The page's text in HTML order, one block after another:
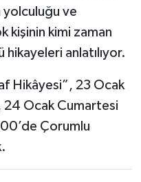
yolculuğu ve
kişinin kimi zaman
hikayeleri anlatılıyor.
Hikâyesi”, 23 Ocak
24 Ocak Cumartesi
Çorumlu